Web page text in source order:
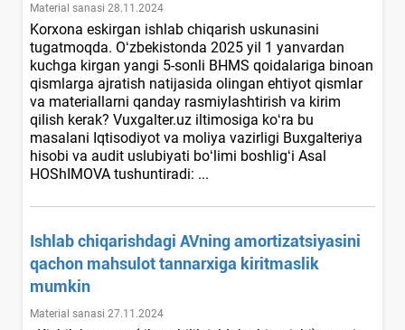
Material sanasi 28.11.2024
Korхona eskirgan ishlab chiqarish uskunasini
tugatmoqda. Oʻzbekistonda 2025 yil 1 yanvardan
kuchga kirgan yangi 5-sonli BHMS qoidalariga binoan
qismlarga ajratish natijasida olingan ehtiyot qismlar
va materiallarni qanday rasmiylashtirish va kirim
qilish kerak? Vuxgalter.uz iltimosiga koʻra bu
masalani Iqtisodiyot va moliya vazirligi Buхgalteriya
hisobi va audit uslubiyati boʻlimi boshligʻi Asal
HOShIMOVA tushuntiradi: ...
Ishlab chiqarishdagi AVning amortizatsiyasini
qachon mahsulot tannarхiga kiritmaslik
mumkin
Material sanasi 27.11.2024